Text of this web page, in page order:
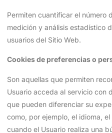
Permiten cuantificar el número
medición y análisis estadístico
usuarios del Sitio Web.
Cookies de preferencias o
Son aquellas que permiten
Usuario acceda al servicio con
que pueden diferenciar su
como, por ejemplo, el idioma,
cuando el Usuario realiza una